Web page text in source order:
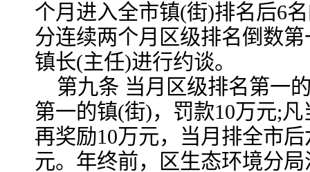
个月进入全市镇(街)排名后6
分连续两个月区级排名倒数
镇长(主任)进行约谈。
第九条 当月区级排名第一
第一的镇(街)，罚款10万元;
再奖励10万元，当月排全市
元。年终前，区生态环境分